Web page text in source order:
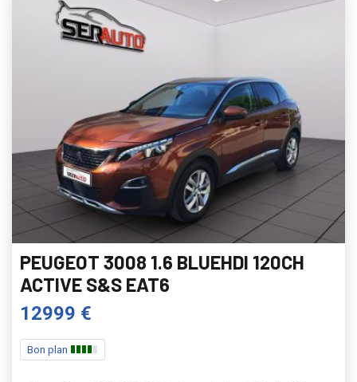
PEUGEOT 3008 1.6 BLUEHDI 120CH
ACTIVE S&S EAT6
12999 €
Bon plan